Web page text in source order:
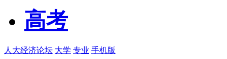
高考
人大经济论坛 大学 专业 手机版